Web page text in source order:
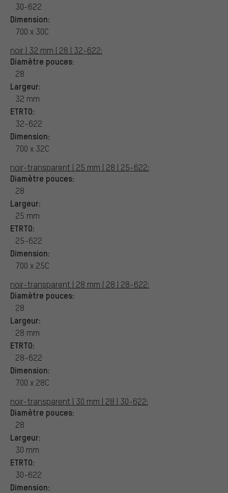
30-622
Dimension:
700 x 30C
noir | 32 mm | 28 | 32-622:
Diamètre pouces:
28
Largeur:
32 mm
ETRTO:
32-622
Dimension:
700 x 32C
noir-transparent | 25 mm | 28 | 25-622:
Diamètre pouces:
28
Largeur:
25 mm
ETRTO:
25-622
Dimension:
700 x 25C
noir-transparent | 28 mm | 28 | 28-622:
Diamètre pouces:
28
Largeur:
28 mm
ETRTO:
28-622
Dimension:
700 x 28C
noir-transparent | 30 mm | 28 | 30-622:
Diamètre pouces:
28
Largeur:
30 mm
ETRTO:
30-622
Dimension: